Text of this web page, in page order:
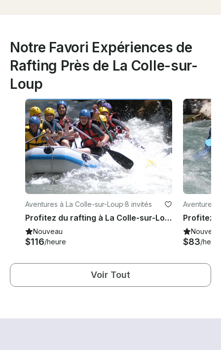
Notre Favori Expériences de
Rafting Près de La Colle-sur-
Loup
Aventures à La Colle-sur-Loup·8 invités
Profitez du rafting à La Colle-sur-Loup, France
Nouveau
$116/heure
Aventures
rance
Nouveau
$83/
Voir Tout